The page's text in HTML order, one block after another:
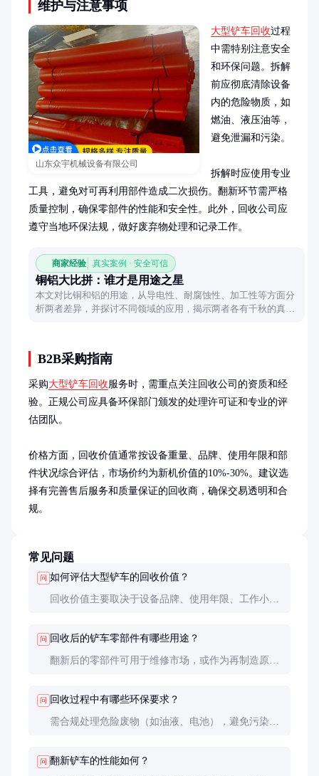
维护与注意事项
山东众宇机械设备有限公司
大型铲车回收过程
中需特别注意安全
和环保问题。拆解
前应彻底清除设备
内的危险物质，如
燃油、液压油等，
避免泄漏和污染。
拆解时应使用专业
工具，避免对可再利用部件造成二次损伤。翻新环节需严格
质量控制，确保零部件的性能和安全性。此外，回收公司应
遵守当地环保法规，做好废弃物处理和记录工作。
商家经验 真实案例 · 安全可信
铜铝大比拼：谁才是用途之星
本文对比铜和铝的用途，从导电性、耐腐蚀性、加工性等方面分
析两者差异，并探讨不同领域的应用，揭示两者各有千秋的真
B2B采购指南
采购大型铲车回收服务时，需重点关注回收公司的资质和经
验。正规公司应具备环保部门颁发的处理许可证和专业的评
估团队。
价格方面，回收价值通常按设备重量、品牌、使用年限和部
件状况综合评估，市场价约为新机价值的10%-30%。建议选
择有完善售后服务和质量保证的回收商，确保交易透明和合
规。
常见问题
问 如何评估大型铲车的回收价值？
回收价值主要取决于设备品牌、使用年限、工作小时
问 回收后的铲车零部件有哪些用途？
翻新后的零部件可用于维修市场，或作为再制造原
问 回收过程中有哪些环保要求？
需合规处理危险废物（如油液、电池），避免污染土
问 翻新铲车的性能如何？